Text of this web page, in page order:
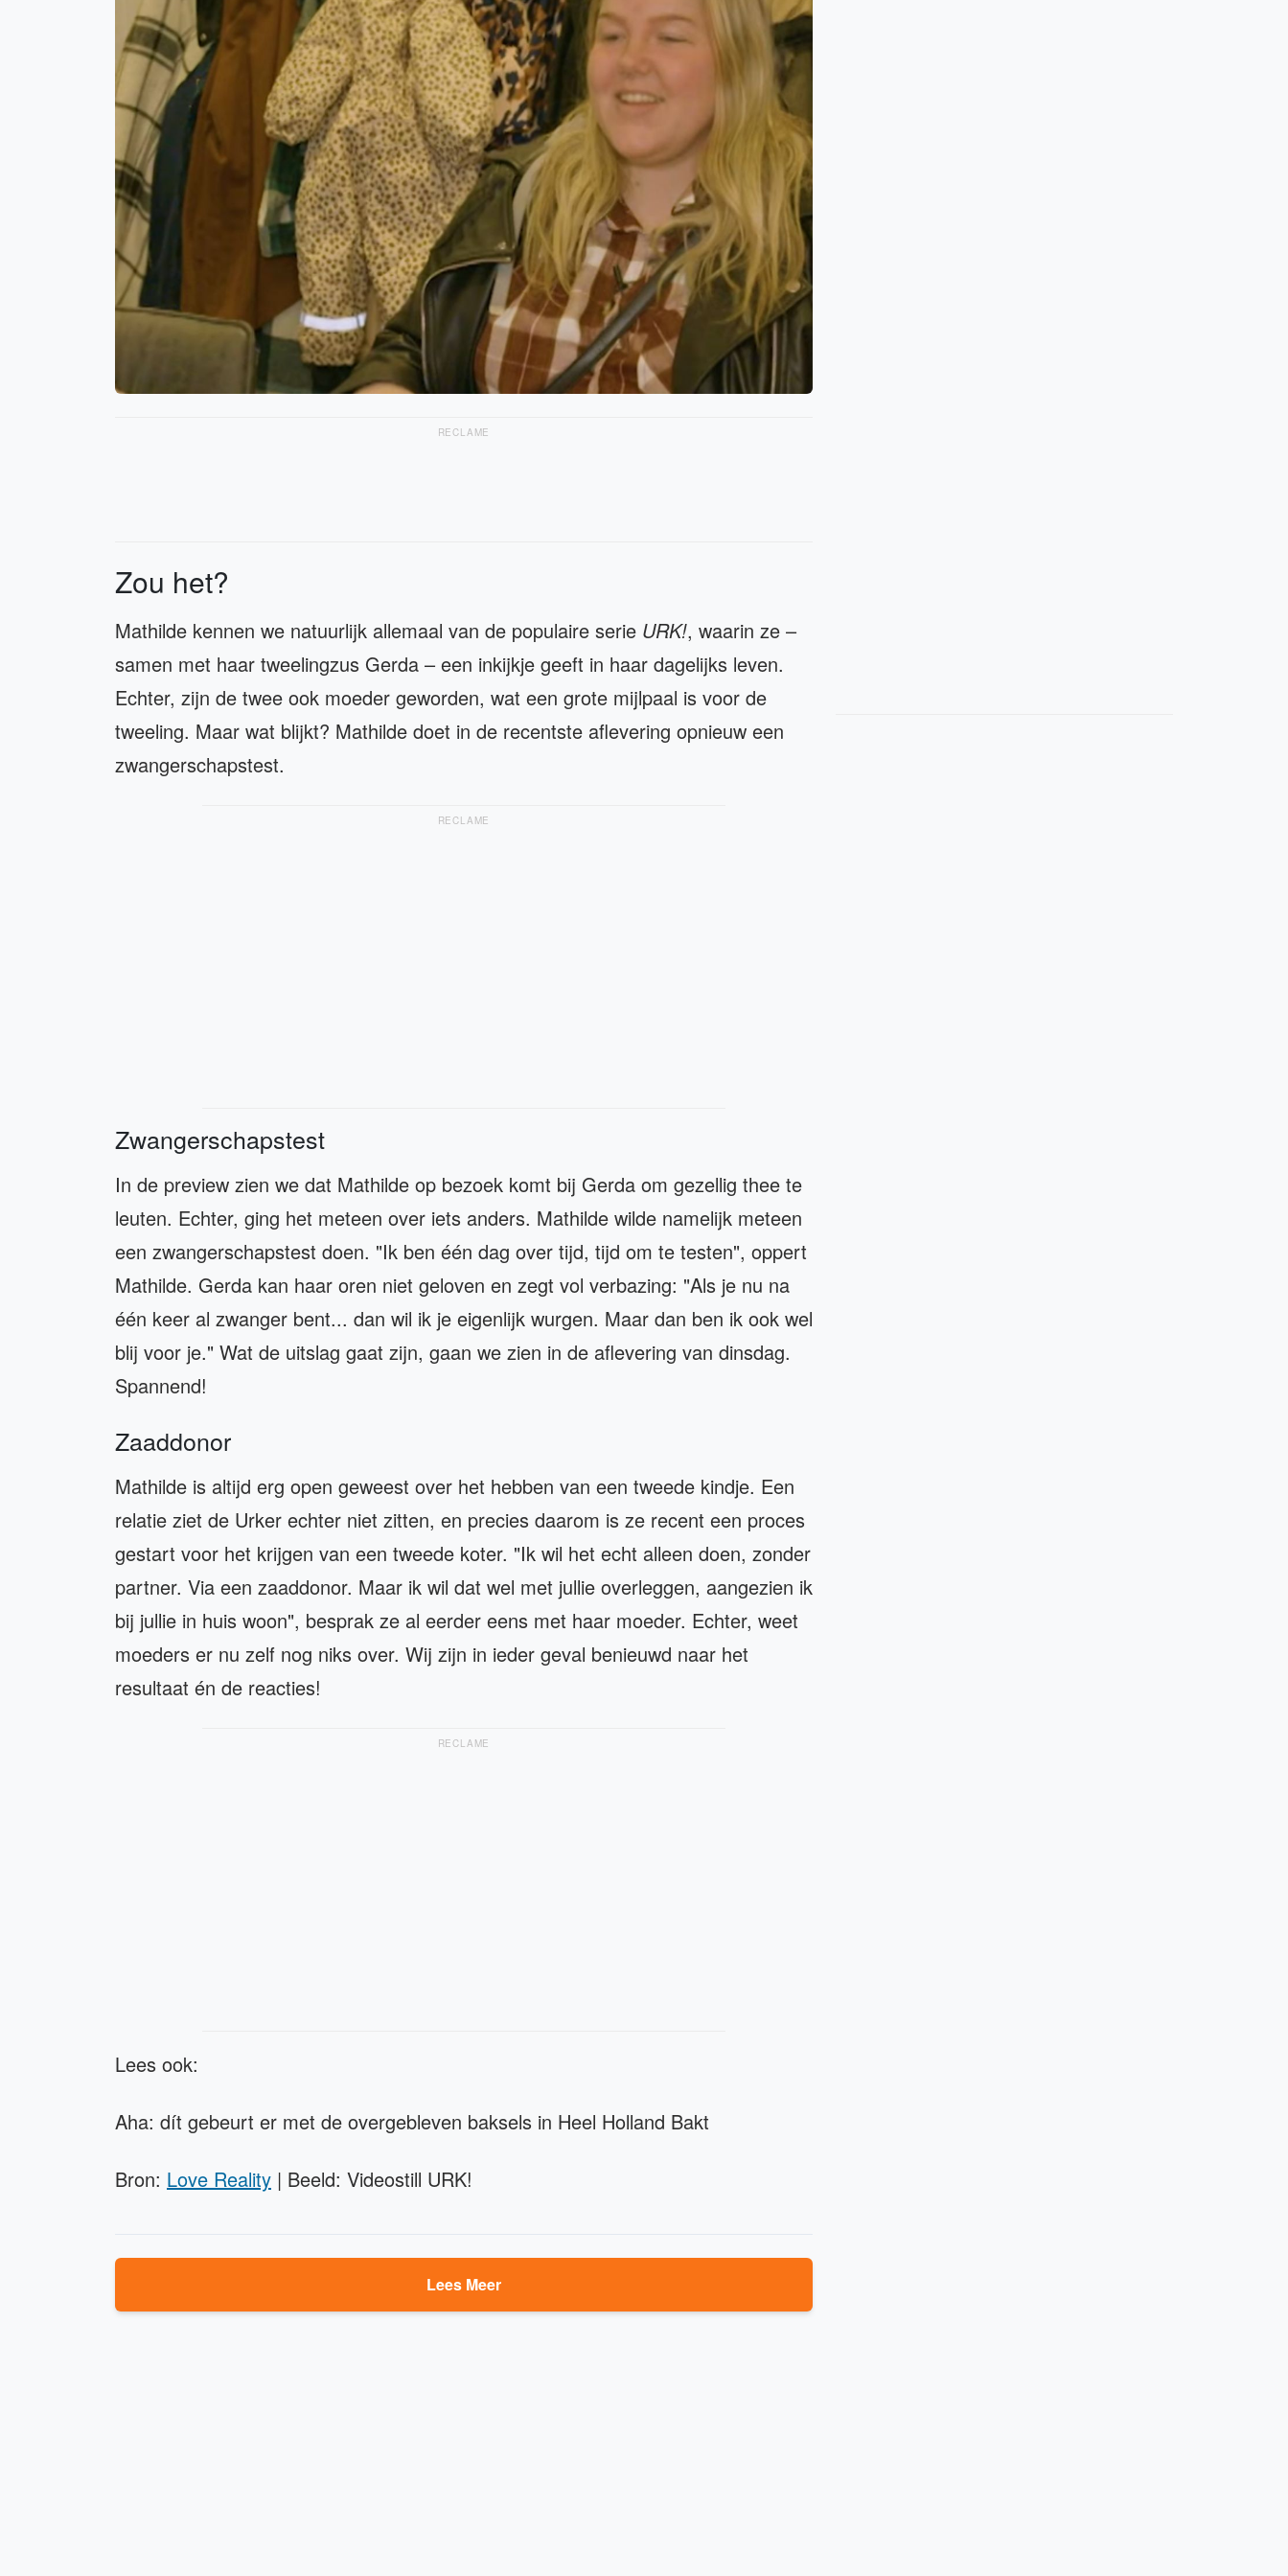
RECLAME
Zou het?
Mathilde kennen we natuurlijk allemaal van de populaire serie URK!, waarin ze –
samen met haar tweelingzus Gerda – een inkijkje geeft in haar dagelijks leven.
Echter, zijn de twee ook moeder geworden, wat een grote mijlpaal is voor de
tweeling. Maar wat blijkt? Mathilde doet in de recentste aflevering opnieuw een
zwangerschapstest.
RECLAME
Zwangerschapstest
In de preview zien we dat Mathilde op bezoek komt bij Gerda om gezellig thee te
leuten. Echter, ging het meteen over iets anders. Mathilde wilde namelijk meteen
een zwangerschapstest doen. "Ik ben één dag over tijd, tijd om te testen", oppert
Mathilde. Gerda kan haar oren niet geloven en zegt vol verbazing: "Als je nu na
één keer al zwanger bent... dan wil ik je eigenlijk wurgen. Maar dan ben ik ook wel
blij voor je." Wat de uitslag gaat zijn, gaan we zien in de aflevering van dinsdag.
Spannend!
Zaaddonor
Mathilde is altijd erg open geweest over het hebben van een tweede kindje. Een
relatie ziet de Urker echter niet zitten, en precies daarom is ze recent een proces
gestart voor het krijgen van een tweede koter. "Ik wil het echt alleen doen, zonder
partner. Via een zaaddonor. Maar ik wil dat wel met jullie overleggen, aangezien ik
bij jullie in huis woon", besprak ze al eerder eens met haar moeder. Echter, weet
moeders er nu zelf nog niks over. Wij zijn in ieder geval benieuwd naar het
resultaat én de reacties!
RECLAME
Lees ook:
Aha: dít gebeurt er met de overgebleven baksels in Heel Holland Bakt
Bron: Love Reality | Beeld: Videostill URK!
Lees Meer